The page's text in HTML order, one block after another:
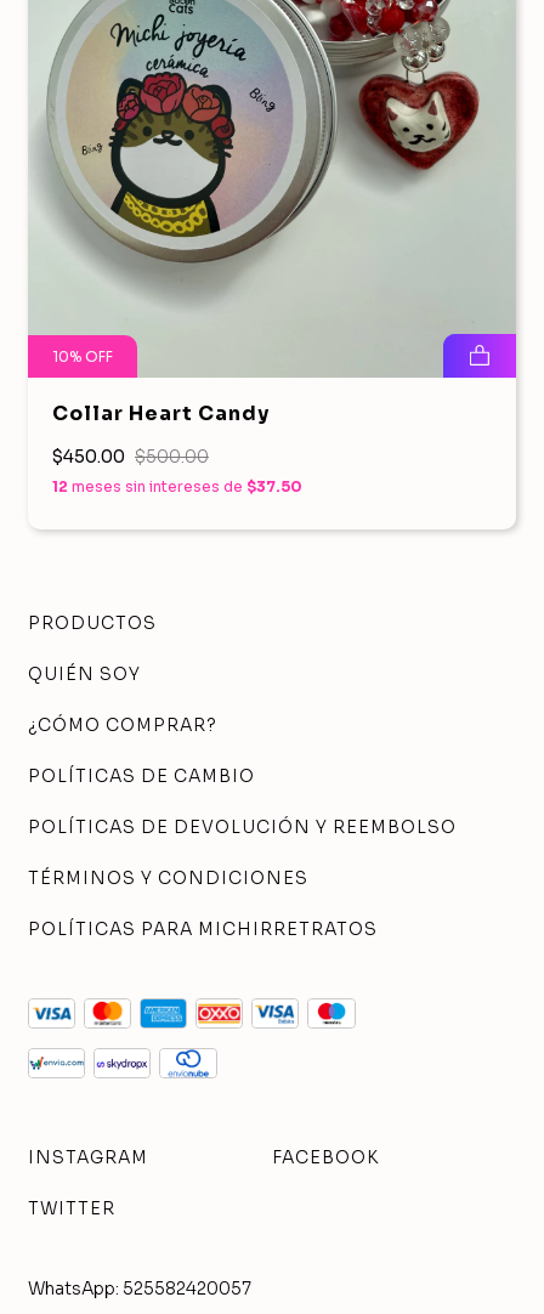
10% OFF
Collar Heart Candy
$450.00 $500.00
12 meses sin intereses de $37.50
PRODUCTOS
QUIÉN SOY
¿CÓMO COMPRAR?
POLÍTICAS DE CAMBIO
POLÍTICAS DE DEVOLUCIÓN Y REEMBOLSO
TÉRMINOS Y CONDICIONES
POLÍTICAS PARA MICHIRRETRATOS
INSTAGRAM FACEBOOK
TWITTER
WhatsApp: 525582420057